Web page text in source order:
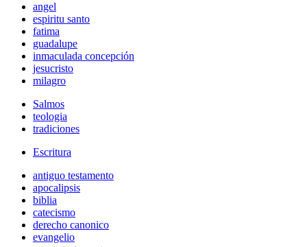
angel
espiritu santo
fatima
guadalupe
inmaculada concepción
jesucristo
milagro
Salmos
teologia
tradiciones
Escritura
antiguo testamento
apocalipsis
biblia
catecismo
derecho canonico
evangelio